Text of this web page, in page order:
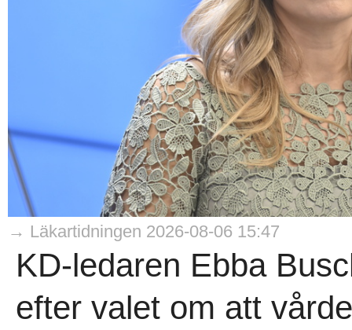
→ Läkartidningen 2026-08-06 15:47
KD-ledaren Ebba
efter valet om att